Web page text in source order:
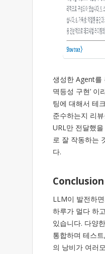
생성한 Agent를
멱등성 구현’ 이
팅에 대해서 테
준수하는지 리
URL만 전달했
로 잘 작동하는
다.
Conclusion
LLM이 발전하
하루가 멀다 하
있습니다. 다양
통합하며 테스
의 낭비가 여러